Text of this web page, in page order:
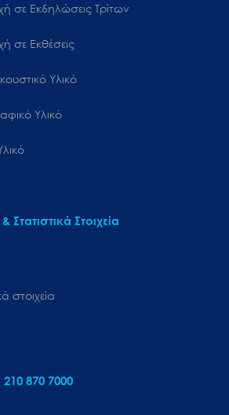
σε Εκδηλώσεις Τρίτων
σε Εκθέσεις
Υλικό
Υλικό
Στατιστικά Στοιχεία
στοιχεία
870 7000